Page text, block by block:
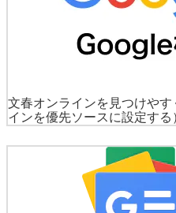
文春オンラインを見つけやす
インを優先ソースに設定する